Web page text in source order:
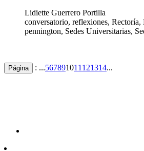
Lidiette Guerrero Portilla
conversatorio, reflexiones, Rectoría,
pennington, Sedes Universitarias,
Página : ...567891011 121314...